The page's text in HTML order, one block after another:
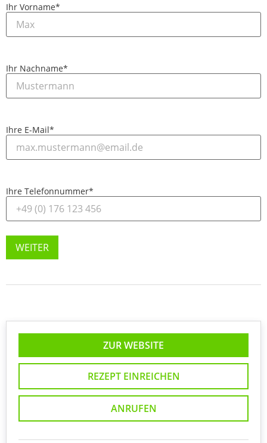
Ihr Vorname*
Ihr Nachname*
Ihre E-Mail*
Ihre Telefonnummer*
WEITER
ZUR WEBSITE
REZEPT EINREICHEN
ANRUFEN